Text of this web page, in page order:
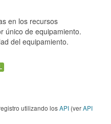
en los recursos
único de equipamiento.
del equipamiento.
utilizando losAPI (verAPI